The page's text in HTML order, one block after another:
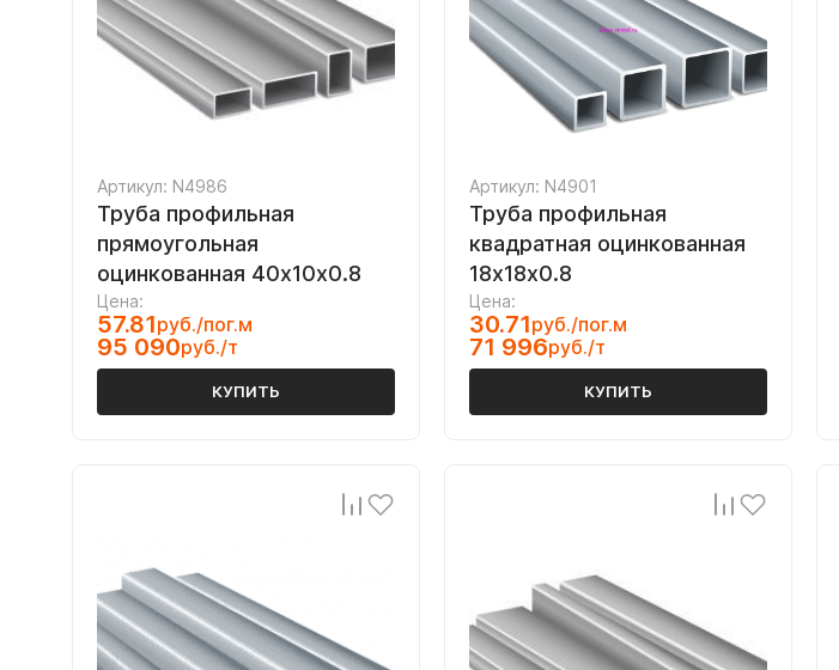
Артикул: N4986
Труба профильная
прямоугольная
оцинкованная 40х10х0.8
Цена:
57.81руб./пог.м
95 090руб./т
КУПИТЬ
Артикул: N4901
Труба профильная
квадратная оцинкованная
18х18х0.8
Цена:
30.71руб./пог.м
71 996руб./т
КУПИТЬ